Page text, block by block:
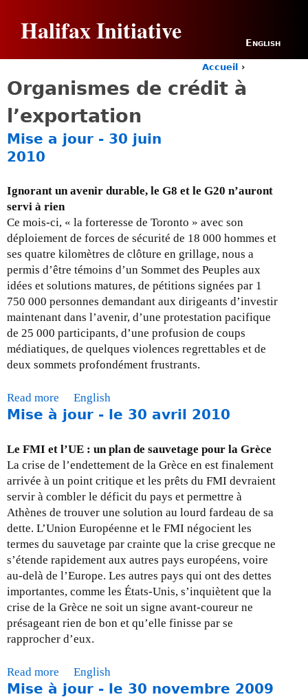
Halifax Initiative English
o
a
r
e
h
r
e
Accueil ›
Organismes de crédit à
l’exportation
Mise a jour - 30 juin
2010
Ignorant un avenir durable, le G8 et le G20 n’auront
servi à rien
Ce mois-ci, « la forteresse de Toronto » avec son
déploiement de forces de sécurité de 18 000 hommes et
ses quatre kilomètres de clôture en grillage, nous a
permis d’être témoins d’un Sommet des Peuples aux
idées et solutions matures, de pétitions signées par 1
750 000 personnes demandant aux dirigeants d’investir
maintenant dans l’avenir, d’une protestation pacifique
de 25 000 participants, d’une profusion de coups
médiatiques, de quelques violences regrettables et de
deux sommets profondément frustrants.
Read more
b
u
M
i
s
e
a
j
o
u
r
-
3
u
English
Mise à jour - le 30 avril 2010
Le FMI et l’UE : un plan de sauvetage pour la Grèce
La crise de l’endettement de la Grèce en est finalement
arrivée à un point critique et les prêts du FMI devraient
servir à combler le déficit du pays et permettre à
Athènes de trouver une solution au lourd fardeau de sa
dette. L’Union Européenne et le FMI négocient les
termes du sauvetage par crainte que la crise grecque ne
s’étende rapidement aux autres pays européens, voire
au-delà de l’Europe. Les autres pays qui ont des dettes
importantes, comme les États-Unis, s’inquiètent que la
crise de la Grèce ne soit un signe avant-coureur ne
présageant rien de bon et qu’elle finisse par se
rapprocher d’eux.
Read more
b
English
Mise à jour - le 30 novembre 2009